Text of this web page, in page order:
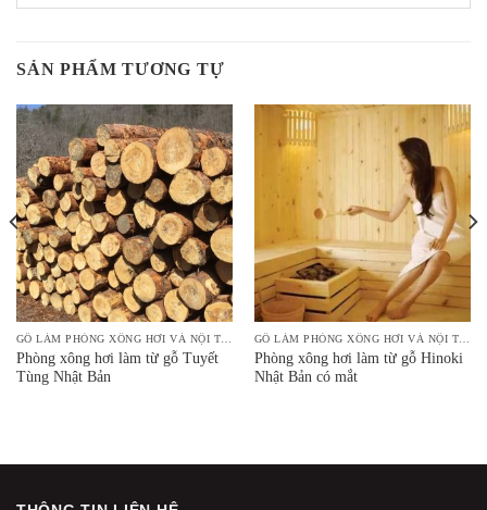
SẢN PHẨM TƯƠNG TỰ
Phòng xông hơi làm từ gỗ Tuyết
Tùng Nhật Bản
Phòng xông hơi làm từ gỗ Hinoki
Nhật Bản có mắt